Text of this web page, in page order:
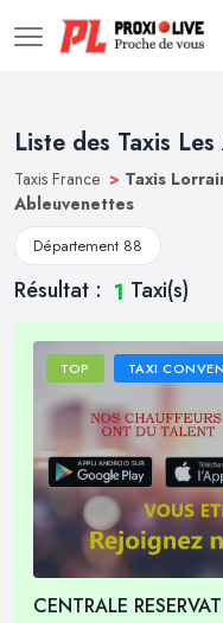
Liste des Taxis
Taxis France > Taxis
Ableuvenettes
Département 88
Résultat : 1 Taxi(s)
TOP TAXI
CENTRALE